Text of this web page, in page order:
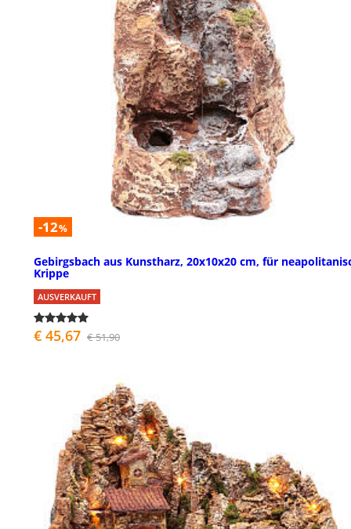
-12%
Gebirgsbach aus Kunstharz, 20x10x20 cm, für
Krippe
AUSVERKAUFT
€ 45,67 € 51,90